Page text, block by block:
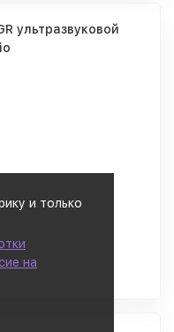
и только
на
ультразвуковой